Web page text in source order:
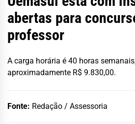
abertas para
professor
A carga horária é 40 horas
aproximadamente R$ 9.830,00.
Fonte: Redação / Assessoria